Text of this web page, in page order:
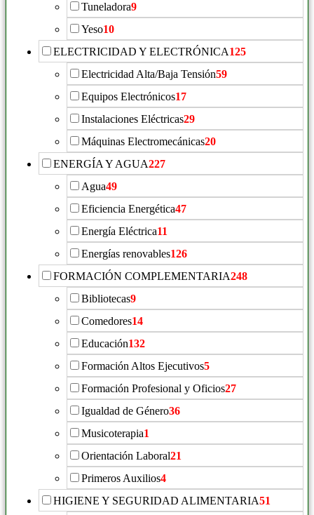
Tuneladora9
Yeso10
ELECTRICIDAD Y ELECTRÓNICA125
Electricidad Alta/Baja Tensión59
Equipos Electrónicos17
Instalaciones Eléctricas29
Máquinas Electromecánicas20
ENERGÍA Y AGUA227
Agua49
Eficiencia Energética47
Energía Eléctrica11
Energías renovables126
FORMACIÓN COMPLEMENTARIA248
Bibliotecas9
Comedores14
Educación132
Formación Altos Ejecutivos5
Formación Profesional y Oficios27
Igualdad de Género36
Musicoterapia1
Orientación Laboral21
Primeros Auxilios4
HIGIENE Y SEGURIDAD ALIMENTARIA51